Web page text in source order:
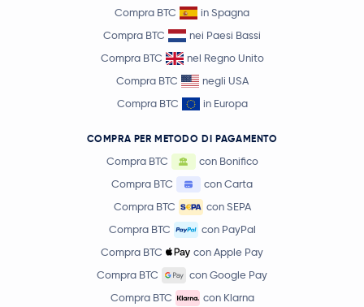
Compra BTC
in Spagna
Compra BTC
nei Paesi Bassi
Compra BTC
nel Regno Unito
Compra BTC
negli USA
Compra BTC
in Europa
COMPRA PER METODO DI PAGAMENTO
Compra BTC
con Bonifico
Compra BTC
con Carta
Compra BTC
con SEPA
Compra BTC
con PayPal
Compra BTC
con Apple Pay
Compra BTC
con Google Pay
Compra BTC
con Klarna